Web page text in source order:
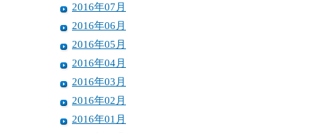
2016年07月
2016年06月
2016年05月
2016年04月
2016年03月
2016年02月
2016年01月